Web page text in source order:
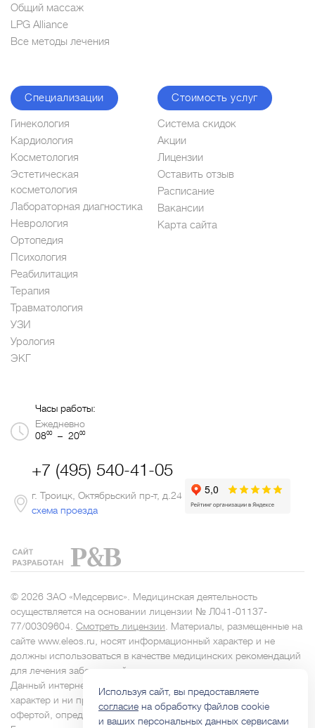
Общий массаж
LPG Alliance
Все методы лечения
Специализации
Гинекология
Кардиология
Косметология
Эстетическая
косметология
Лабораторная диагностика
Неврология
Ортопедия
Психология
Реабилитация
Терапия
Травматология
УЗИ
Урология
ЭКГ
Стоимость услуг
Система скидок
Акции
Лицензии
Оставить отзыв
Расписание
Вакансии
Карта сайта
Часы работы:
Ежедневно
0800– 2000
+7 (495) 540-41-05
г. Троицк, Октябрьский пр-т, д.24
схема проезда
© 2026 ЗАО «Медсервис». Медицинская деятельность
осуществляется на основании лицензии № Л041-01137-
77/00309604. Смотреть лицензии. Материалы, размещенные на
сайте www.eleos.ru, носят информационный характер и не
должны использоваться в качестве медицинских рекомендаций
для лечения заболеваний.
Данный интернет-сайт носит исключительно информационный
характер и ни при каких условиях не является публичной
офертой, определяемой положениями Статьи 437
Используя сайт, вы предоставляете
согласие на обработку файлов cookie
и ваших персональных данных сервисами